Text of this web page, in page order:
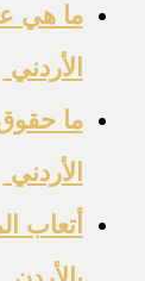
ما هي
الأردني
ما
الأردني
أتعاب